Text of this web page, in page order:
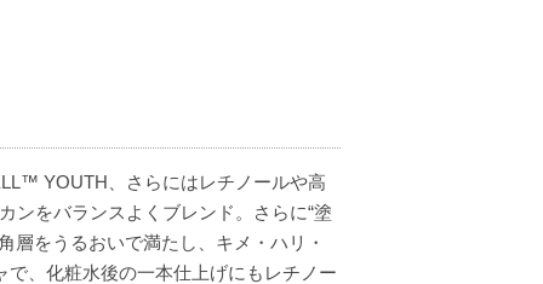
YOUTH、さらにはレチノールや高
ンをバランスよくブレンド。さらに“塗
層をうるおいで満たし、キメ・ハリ・
、化粧水後の一本仕上げにもレチノー